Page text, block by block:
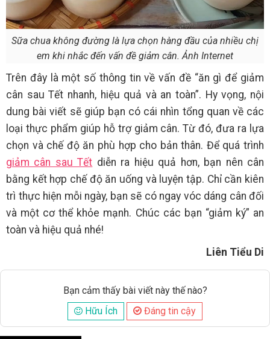
Sữa chua không đường là lựa chọn hàng đầu của nhiều chị
em khi nhắc đến vấn đề giảm cân. Ảnh Internet
Trên đây là một số thông tin về vấn đề “ăn gì để giảm
cân sau Tết nhanh, hiệu quả và an toàn”. Hy vọng, nội
dung bài viết sẽ giúp bạn có cái nhìn tổng quan về các
loại thực phẩm giúp hỗ trợ giảm cân. Từ đó, đưa ra lựa
chọn và chế độ ăn phù hợp cho bản thân. Để quá trình
giảm cân sau Tết diễn ra hiệu quả hơn, bạn nên cân
bằng kết hợp chế độ ăn uống và luyện tập. Chỉ cần kiên
trì thực hiện mỗi ngày, bạn sẽ có ngay vóc dáng cân đối
và một cơ thể khỏe mạnh. Chúc các bạn “giảm ký” an
toàn và hiệu quả nhé!
Liên Tiểu Di
Bạn cảm thấy bài viết này thế nào?
Hữu Ích
Đáng tin cậy